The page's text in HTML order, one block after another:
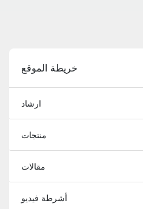
خريطة الموقع
ارشاد
منتجات
مقالات
أشرطة فيديو